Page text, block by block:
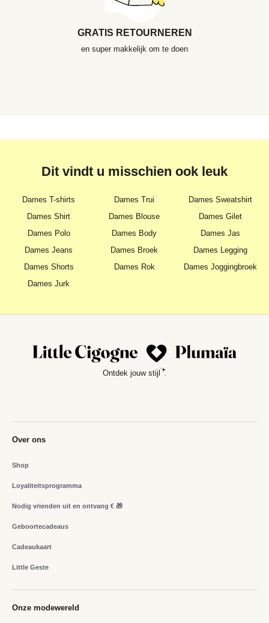
GRATIS RETOURNEREN
en super makkelijk om te doen
Dit vindt u misschien ook leuk
Dames T-shirts Dames Trui
Dames Sweatshirt
Dames Shirt
Dames Blouse
Dames Gilet
Dames Polo
Dames Body
Dames Jas
Dames Jeans
Dames Broek
Dames Legging
Dames Shorts
Dames Rok
Dames Joggingbroek
Dames Jurk
Ontdek jouw stijl
Over ons
Shop
Loyaliteitsprogramma
Nodig vrienden uit en ontvang € 🎁
Geboortecadeaus
Cadeaukaart
Little Geste
Onze modewereld